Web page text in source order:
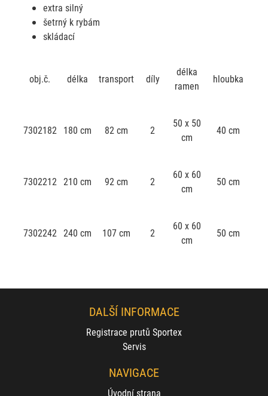
extra silný
šetrný k rybám
skládací
obj.č. délka transport díly
délka
ramen
hloubka
7302182 180 cm 82 cm 2
50 x 50
cm
40 cm
7302212 210 cm 92 cm 2
60 x 60
cm
50 cm
7302242 240 cm 107 cm 2
60 x 60
cm
50 cm
DALŠÍ INFORMACE
Registrace prutů Sportex
Servis
NAVIGACE
Úvodní strana